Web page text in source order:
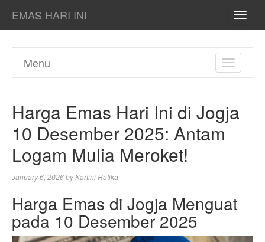
EMAS HARI INI
TOGGLE
Menu
Harga Emas Hari Ini di Jogja
10 Desember 2025: Antam
Logam Mulia Meroket!
January 6, 2026byKartini Ratika
Harga Emas di Jogja Menguat
pada 10 Desember 2025